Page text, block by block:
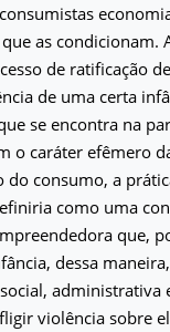
as condicionam.
de ratificação
de uma certa
se encontra na
o caráter efêmero
consumo, a
como uma
que,
dessa
administrativa
violência sobre